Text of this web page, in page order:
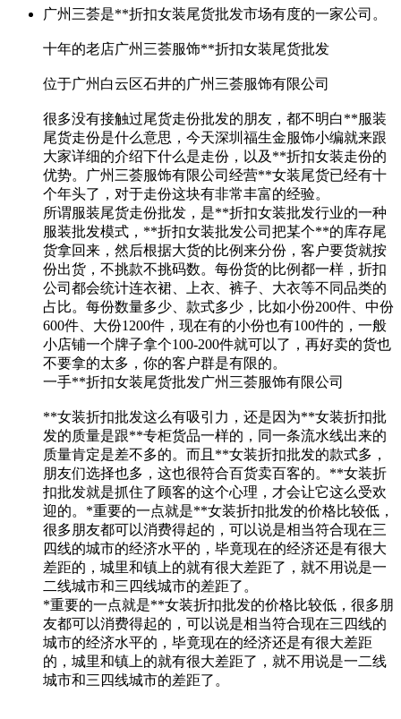
广州三荟是**折扣女装尾货批发市场有度的一家公司。
十年的老店广州三荟服饰**折扣女装尾货批发
位于广州白云区石井的广州三荟服饰有限公司
很多没有接触过尾货走份批发的朋友，都不明白**服装
尾货走份是什么意思，今天深圳福生金服饰小编就来跟
大家详细的介绍下什么是走份，以及**折扣女装走份的
优势。广州三荟服饰有限公司经营**女装尾货已经有十
个年头了，对于走份这块有非常丰富的经验。
所谓服装尾货走份批发，是**折扣女装批发行业的一种
服装批发模式，**折扣女装批发公司把某个**的库存尾
货拿回来，然后根据大货的比例来分份，客户要货就按
份出货，不挑款不挑码数。每份货的比例都一样，折扣
公司都会统计连衣裙、上衣、裤子、大衣等不同品类的
占比。每份数量多少、款式多少，比如小份200件、中份
600件、大份1200件，现在有的小份也有100件的，一般
小店铺一个牌子拿个100-200件就可以了，再好卖的货也
不要拿的太多，你的客户群是有限的。
一手**折扣女装尾货批发广州三荟服饰有限公司
**女装折扣批发这么有吸引力，还是因为**女装折扣批
发的质量是跟**专柜货品一样的，同一条流水线出来的
质量肯定是差不多的。而且**女装折扣批发的款式多，
朋友们选择也多，这也很符合百货卖百客的。**女装折
扣批发就是抓住了顾客的这个心理，才会让它这么受欢
迎的。*重要的一点就是**女装折扣批发的价格比较低，
很多朋友都可以消费得起的，可以说是相当符合现在三
四线的城市的经济水平的，毕竟现在的经济还是有很大
差距的，城里和镇上的就有很大差距了，就不用说是一
二线城市和三四线城市的差距了。
*重要的一点就是**女装折扣批发的价格比较低，很多朋
友都可以消费得起的，可以说是相当符合现在三四线的
城市的经济水平的，毕竟现在的经济还是有很大差距
的，城里和镇上的就有很大差距了，就不用说是一二线
城市和三四线城市的差距了。